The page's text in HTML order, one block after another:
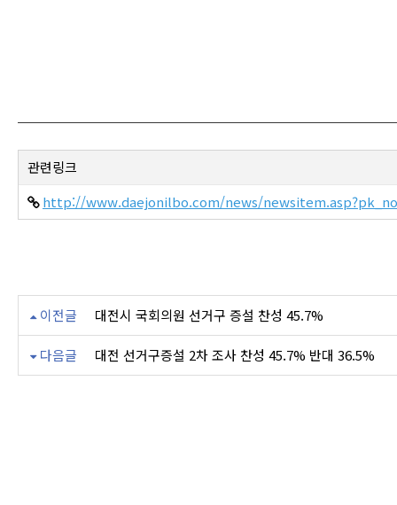
관련링크
http://www.daejonilbo.com/news/
이전글 대전시 국회의원 선거구 증설 찬성 45.7%
다음글 대전 선거구증설 2차 조사 찬성 45.7% 반대 36.5%